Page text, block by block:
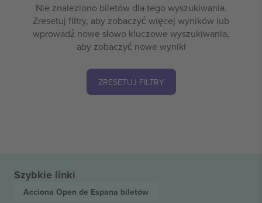
Nie znaleziono biletów dla tego wyszukiwania.
Zresetuj filtry, aby zobaczyć więcej wyników lub
wprowadź nowe słowo kluczowe wyszukiwania,
aby zobaczyć nowe wyniki
ZRESETUJ FILTRY
Szybkie linki
Acciona Open de Espana biletów